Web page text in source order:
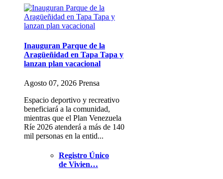
Inauguran Parque de la
Aragüeñidad en Tapa Tapa y
lanzan plan vacacional
Agosto 07, 2026 Prensa
Espacio deportivo y recreativo
beneficiará a la comunidad,
mientras que el Plan Venezuela
Ríe 2026 atenderá a más de 140
mil personas en la entid...
Registro Único
de Vivien…